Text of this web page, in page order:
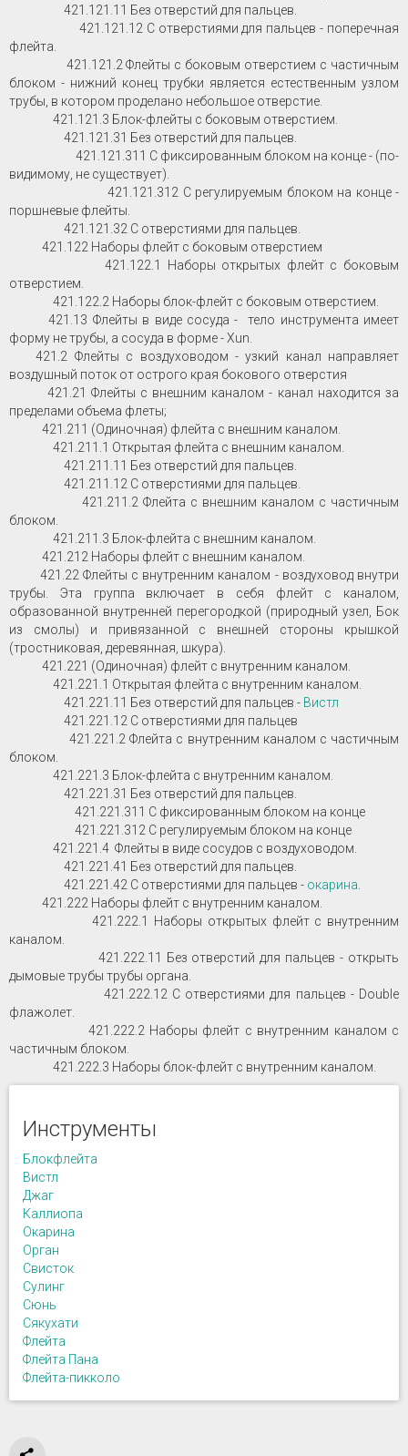
421.121.11 Без отверстий для пальцев.
421.121.12 С отверстиями для пальцев - поперечная
флейта.
421.121.2 Флейты с боковым отверстием с частичным
блоком - нижний конец трубки является естественным узлом
трубы, в котором проделано небольшое отверстие.
421.121.3 Блок-флейты с боковым отверстием.
421.121.31 Без отверстий для пальцев.
421.121.311 С фиксированным блоком на конце - (по-
видимому, не существует).
421.121.312 С регулируемым блоком на конце -
поршневые флейты.
421.121.32 С отверстиями для пальцев.
421.122 Наборы флейт с боковым отверстием
421.122.1 Наборы открытых флейт с боковым
отверстием.
421.122.2 Наборы блок-флейт с боковым отверстием.
421.13 Флейты в виде сосуда - тело инструмента имеет
форму не трубы, а сосуда в форме - Xun.
421.2 Флейты с воздуховодом - узкий канал направляет
воздушный поток от острого края бокового отверстия
421.21 Флейты с внешним каналом - канал находится за
пределами объема флеты;
421.211 (Одиночная) флейта с внешним каналом.
421.211.1 Открытая флейта с внешним каналом.
421.211.11 Без отверстий для пальцев.
421.211.12 С отверстиями для пальцев.
421.211.2 Флейта с внешним каналом с частичным
блоком.
421.211.3 Блок-флейта с внешним каналом.
421.212 Наборы флейт с внешним каналом.
421.22 Флейты с внутренним каналом - воздуховод внутри
трубы. Эта группа включает в себя флейт с каналом,
образованной внутренней перегородкой (природный узел, Бок
из смолы) и привязанной с внешней стороны крышкой
(тростниковая, деревянная, шкура).
421.221 (Одиночная) флейт с внутренним каналом.
421.221.1 Открытая флейта с внутренним каналом.
421.221.11 Без отверстий для пальцев - Вистл
421.221.12 С отверстиями для пальцев
421.221.2 Флейта с внутренним каналом с частичным
блоком.
421.221.3 Блок-флейта с внутренним каналом.
421.221.31 Без отверстий для пальцев.
421.221.311 С фиксированным блоком на конце
421.221.312 С регулируемым блоком на конце
421.221.4 Флейты в виде сосудов с воздуховодом.
421.221.41 Без отверстий для пальцев.
421.221.42 С отверстиями для пальцев - окарина
421.222 Наборы флейт с внутренним каналом.
421.222.1 Наборы открытых флейт с внутренним
каналом.
421.222.11 Без отверстий для пальцев - открыть
дымовые трубы трубы органа.
421.222.12 С отверстиями для пальцев - Double
флажолет.
421.222.2 Наборы флейт с внутренним каналом с
частичным блоком.
421.222.3 Наборы блок-флейт с внутренним каналом.
Инструменты
Блокфлейта
Вистл
Джаг
Каллиопа
Окарина
Орган
Свисток
Сулинг
Сюнь
Сякухати
Флейта
Флейта Пана
Флейта-пикколо